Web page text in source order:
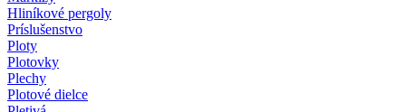
Hliníkové pergoly
Príslušenstvo
Ploty
Plotovky
Plechy
Plotové dielce